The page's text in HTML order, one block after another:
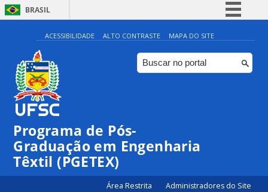
BRASIL
Simplifique!
Comunica BR
Participe
ACESSIBILIDADE ALTO CONTRASTE MAPA DO SITE
Programa de Pós-
Graduação em Engenharia
Têxtil (PGETEX)
Área Restrita Administradores do Site